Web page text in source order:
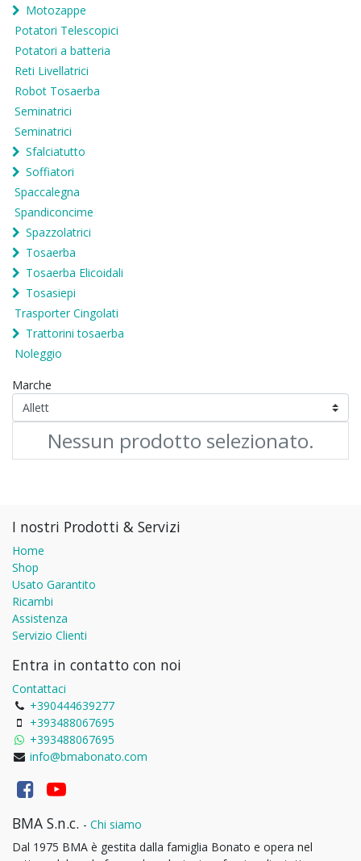
Motozappe
Potatori Telescopici
Potatori a batteria
Reti Livellatrici
Robot Tosaerba
Seminatrici
Seminatrici
Sfalciatutto
Soffiatori
Spaccalegna
Spandiconcime
Spazzolatrici
Tosaerba
Tosaerba Elicoidali
Tosasiepi
Trasporter Cingolati
Trattorini tosaerba
Noleggio
Marche
Nessun prodotto selezionato.
I nostri Prodotti & Servizi
Home
Shop
Usato Garantito
Ricambi
Assistenza
Servizio Clienti
Entra in contatto con noi
Contattaci
+390444639277
+393488067695
+393488067695
info@bmabonato.com
BMA S.n.c. - Chi siamo
Dal 1975 BMA è gestita dalla famiglia Bonato e opera nel